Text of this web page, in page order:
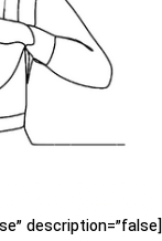
[gravityform id=”14″ title=”false” description=”false”]